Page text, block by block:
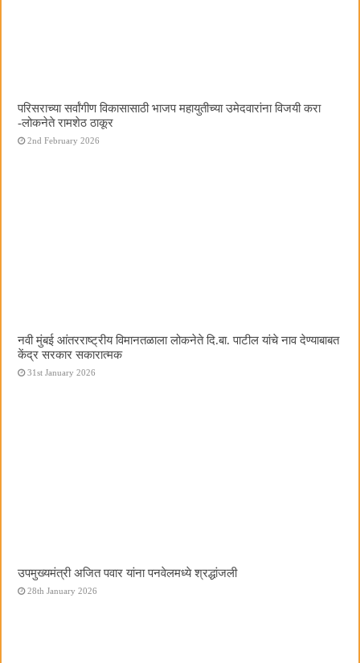
परिसराच्या सर्वांगीण विकासासाठी भाजप महायुतीच्या उमेदवारांना विजयी करा
-लोकनेते रामशेठ ठाकूर
2nd February 2026
नवी मुंबई आंतरराष्ट्रीय विमानतळाला लोकनेते दि.बा. पाटील यांचे नाव देण्याबाबत
केंद्र सरकार सकारात्मक
31st January 2026
उपमुख्यमंत्री अजित पवार यांना पनवेलमध्ये श्रद्धांजली
28th January 2026